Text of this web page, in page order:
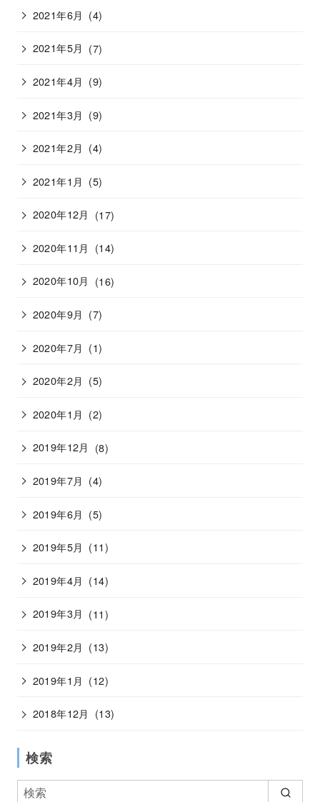
2021年6月 (4)
2021年5月 (7)
2021年4月 (9)
2021年3月 (9)
2021年2月 (4)
2021年1月 (5)
2020年12月 (17)
2020年11月 (14)
2020年10月 (16)
2020年9月 (7)
2020年7月 (1)
2020年2月 (5)
2020年1月 (2)
2019年12月 (8)
2019年7月 (4)
2019年6月 (5)
2019年5月 (11)
2019年4月 (14)
2019年3月 (11)
2019年2月 (13)
2019年1月 (12)
2018年12月 (13)
検索